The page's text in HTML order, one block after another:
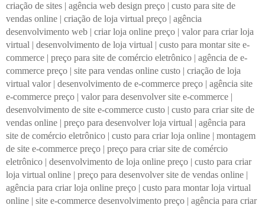
criação de sites | agência web design preço | custo para site de
vendas online | criação de loja virtual preço | agência
desenvolvimento web | criar loja online preço | valor para criar loja
virtual | desenvolvimento de loja virtual | custo para montar site e-
commerce | preço para site de comércio eletrônico | agência de e-
commerce preço | site para vendas online custo | criação de loja
virtual valor| desenvolvimento de e-commerce preço | agência site
e-commerce preço | valor para desenvolver site e-commerce |
desenvolvimento de site e-commerce custo | custo para criar site de
vendas online | preço para desenvolver loja virtual | agência para
site de comércio eletrônico | custo para criar loja online | montagem
de site e-commerce preço | preço para criar site de comércio
eletrônico | desenvolvimento de loja online preço | custo para criar
loja virtual online | preço para desenvolver site de vendas online |
agência para criar loja online preço | custo para montar loja virtual
online | site e-commerce desenvolvimento preço | agência para criar